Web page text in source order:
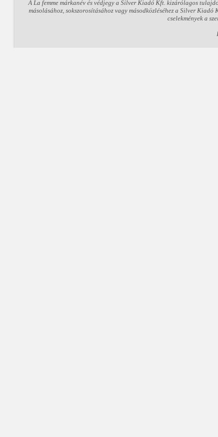
A La femme márkanév és védjegy a Silver Kiadó Kft. kizárólagos
másolásához, sokszorosításához vagy másodközléséhez a Silver
cselekmények a